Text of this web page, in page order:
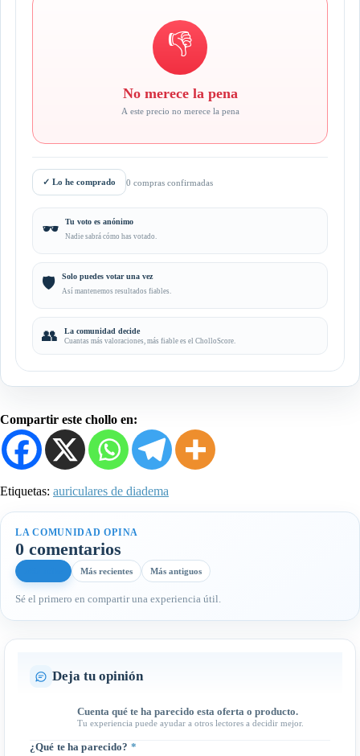
👎
No merece la pena
A este precio no merece la pena
✓ Lo he comprado 0 compras confirmadas
🕶️ Tu voto es anónimo
Nadie sabrá cómo has votado.
🛡️ Solo puedes votar una vez
Así mantenemos resultados fiables.
👥 La comunidad decide
Cuantas más valoraciones, más fiable es el CholloScore.
Compartir este chollo en:
Etiquetas: auriculares de diadema
LA COMUNIDAD OPINA
0 comentarios
Más recientes Más antiguos
Sé el primero en compartir una experiencia útil.
Deja tu opinión
Cuenta qué te ha parecido esta oferta o producto.
Tu experiencia puede ayudar a otros lectores a decidir mejor.
¿Qué te ha parecido? *